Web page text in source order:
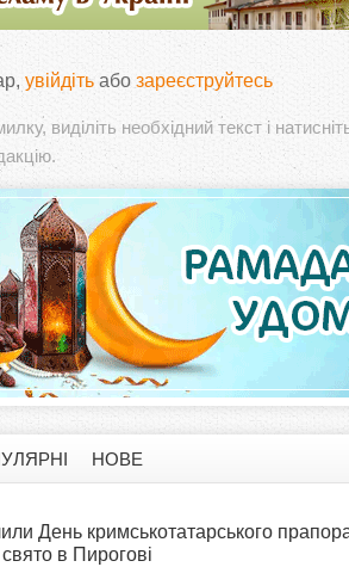
увійдіть або зареєструйтесь
виділіть необхідний текст і
НОВЕ
День кримськотатарського
в Пирогові